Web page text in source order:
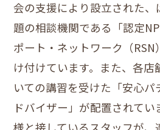
会の支援により設立された
題の相談機関である「認定
ポート・ネットワーク（
け付けています。また、各店
いての講習を受けた「安心
ドバイザー」が配置されて